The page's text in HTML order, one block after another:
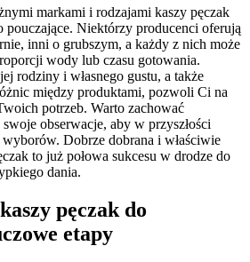
markami i rodzajami kaszy pęczak
pouczające. Niektórzy producenci oferują
inni o grubszym, a każdy z nich może
wody lub czasu gotowania.
rodziny i własnego gustu, a także
między produktami, pozwoli Ci na
potrzeb. Warto zachować
obserwacje, aby w przyszłości
Dobrze dobrana i właściwie
to już połowa sukcesu w drodze do
dania.
pęczak do
etapy